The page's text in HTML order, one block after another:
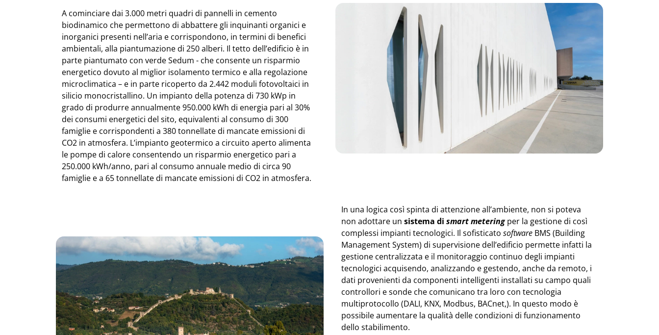
A cominciare dai 3.000 metri quadri di pannelli in cemento
biodinamico che permettono di abbattere gli inquinanti organici e
inorganici presenti nell’aria e corrispondono, in termini di benefici
ambientali, alla piantumazione di 250 alberi. Il tetto dell’edificio è in
parte piantumato con verde Sedum - che consente un risparmio
energetico dovuto al miglior isolamento termico e alla regolazione
microclimatica – e in parte ricoperto da 2.442 moduli fotovoltaici in
silicio monocristallino. Un impianto della potenza di 730 kWp in
grado di produrre annualmente 950.000 kWh di energia pari al 30%
dei consumi energetici del sito, equivalenti al consumo di 300
famiglie e corrispondenti a 380 tonnellate di mancate emissioni di
CO2 in atmosfera. L’impianto geotermico a circuito aperto alimenta
le pompe di calore consentendo un risparmio energetico pari a
250.000 kWh/anno, pari al consumo annuale medio di circa 90
famiglie e a 65 tonnellate di mancate emissioni di CO2 in atmosfera.
In una logica così spinta di attenzione all’ambiente, non si poteva
non adottare un sistema di smart meteringper la gestione di così
complessi impianti tecnologici. Il sofisticato software BMS (Building
Management System) di supervisione dell’edificio permette infatti la
gestione centralizzata e il monitoraggio continuo degli impianti
tecnologici acquisendo, analizzando e gestendo, anche da remoto, i
dati provenienti da componenti intelligenti installati su campo quali
controllori e sonde che comunicano tra loro con tecnologia
multiprotocollo (DALI, KNX, Modbus, BACnet,). In questo modo è
possibile aumentare la qualità delle condizioni di funzionamento
dello stabilimento.